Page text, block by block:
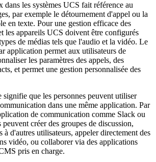
dans les systèmes UCS fait référence au
par exemple le détournement d'appel ou la
en texte. Pour une gestion efficace des
les appareils UCS doivent être configurés
de médias tels que l'audio et la vidéo. Le
application permet aux utilisateurs de
les paramètres des appels, des
et permet une gestion personnalisée des
signifie que les personnes peuvent utiliser
dans une même application. Par
de communication comme Slack ou
créer des groupes de discussion,
à d'autres utilisateurs, appeler directement des
vidéo, ou collaborer via des applications
pris en charge.